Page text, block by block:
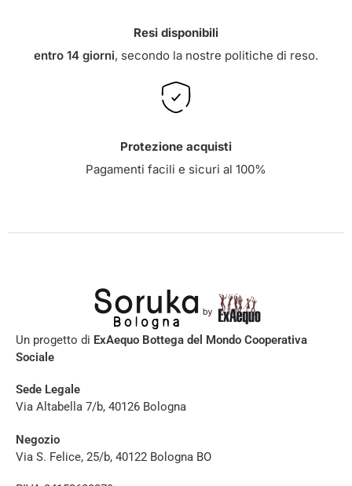
Resi disponibili
entro 14 giorni, secondo la nostre politiche di reso.
Protezione acquisti
Pagamenti facili e sicuri al 100%
Un progetto di ExAequo Bottega del Mondo Cooperativa
Sociale
Sede Legale
Via Altabella 7/b, 40126 Bologna
Negozio
Via S. Felice, 25/b, 40122 Bologna BO